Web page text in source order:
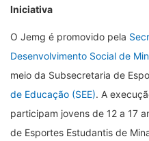
Iniciativa
O Jemg é promovido pela
Desenvolvimento Social de
meio da Subsecretaria de
de Educação (SEE). A
participam jovens de 12 a 17
de Esportes Estudantis de